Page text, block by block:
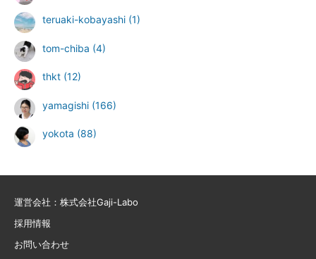
teruaki-kobayashi (1)
tom-chiba (4)
thkt (12)
yamagishi (166)
yokota (88)
運営会社：株式会社Gaji-Labo
採用情報
お問い合わせ